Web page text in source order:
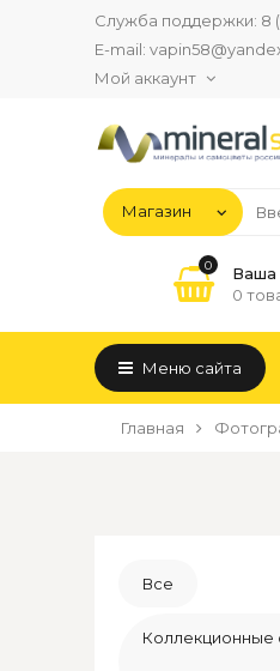
Служба поддержки: 8
E-mail:
Мой аккаунт
0
Ваша
0
Меню сайта
Главная
Все
Коллекционные